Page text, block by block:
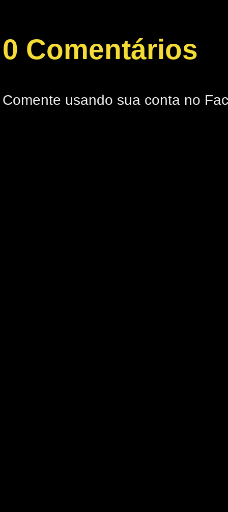
0 Comentários
Comente usando sua conta no